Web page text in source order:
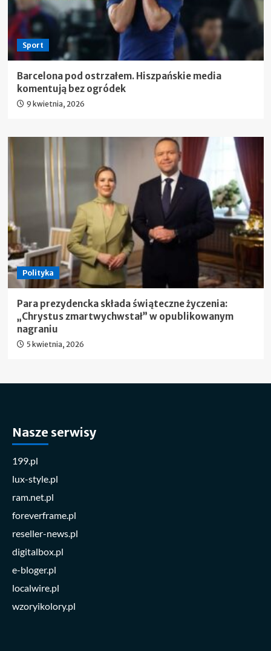
Sport
Barcelona pod ostrzałem. Hiszpańskie media
komentują bez ogródek
9 kwietnia, 2026
Polityka
Para prezydencka składa świąteczne życzenia:
„Chrystus zmartwychwstał” w opublikowanym
nagraniu
5 kwietnia, 2026
Nasze serwisy
199.pl
lux-style.pl
ram.net.pl
foreverframe.pl
reseller-news.pl
digitalbox.pl
e-bloger.pl
localwire.pl
wzoryikolory.pl